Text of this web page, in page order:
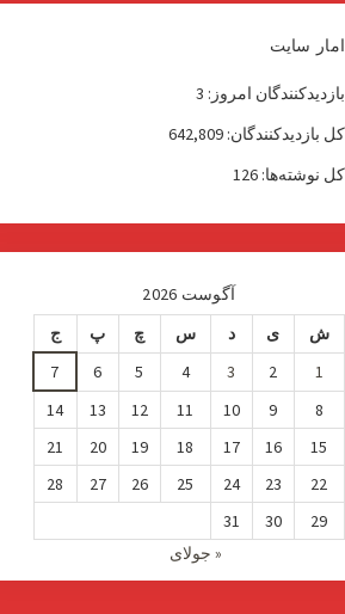
امار سایت
بازدیدکنندگان امروز: 3
کل بازدیدکنند‌گان: 642,809
کل نوشته‌ها: 126
آگوست 2026
ش
ی د س چ پ
ج
1
2
3
4
5
6
7
8
9
10
11
12
13
14
15
16
17
18
19
20
21
22
23
24
25
26
27
28
29
30
31
« جولای